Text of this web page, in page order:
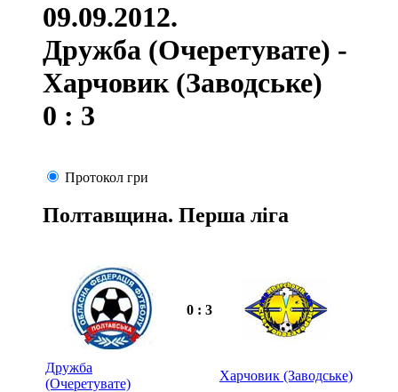
09.09.2012.
Дружба (Очеретувате) -
Харчовик (Заводське)
0 : 3
Протокол гри
Полтавщина. Перша ліга
0 : 3
Дружба
(Очеретувате)
Харчовик (Заводське)